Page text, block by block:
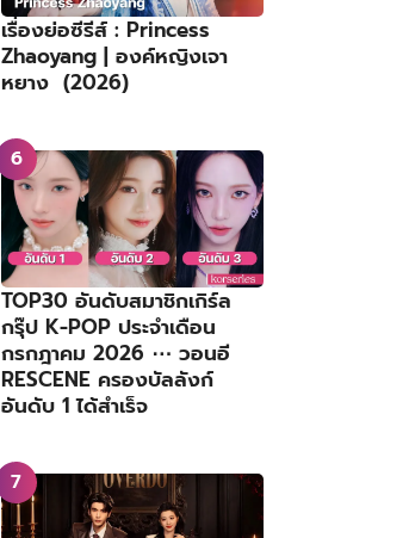
เรื่องย่อซีรีส์ : Princess
Zhaoyang | องค์หญิงเจา
หยาง (2026)
TOP30 อันดับสมาชิกเกิร์ล
กรุ๊ป K-POP ประจำเดือน
กรกฎาคม 2026 ⋯ วอนอี
RESCENE ครองบัลลังก์
อันดับ 1 ได้สำเร็จ